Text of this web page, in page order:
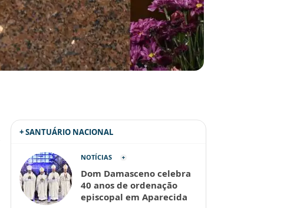
+ SANTUÁRIO NACIONAL
NOTÍCIAS
Dom Damasceno celebra
40 anos de ordenação
episcopal em Aparecida